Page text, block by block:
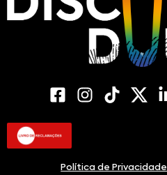
Política de Privacidade